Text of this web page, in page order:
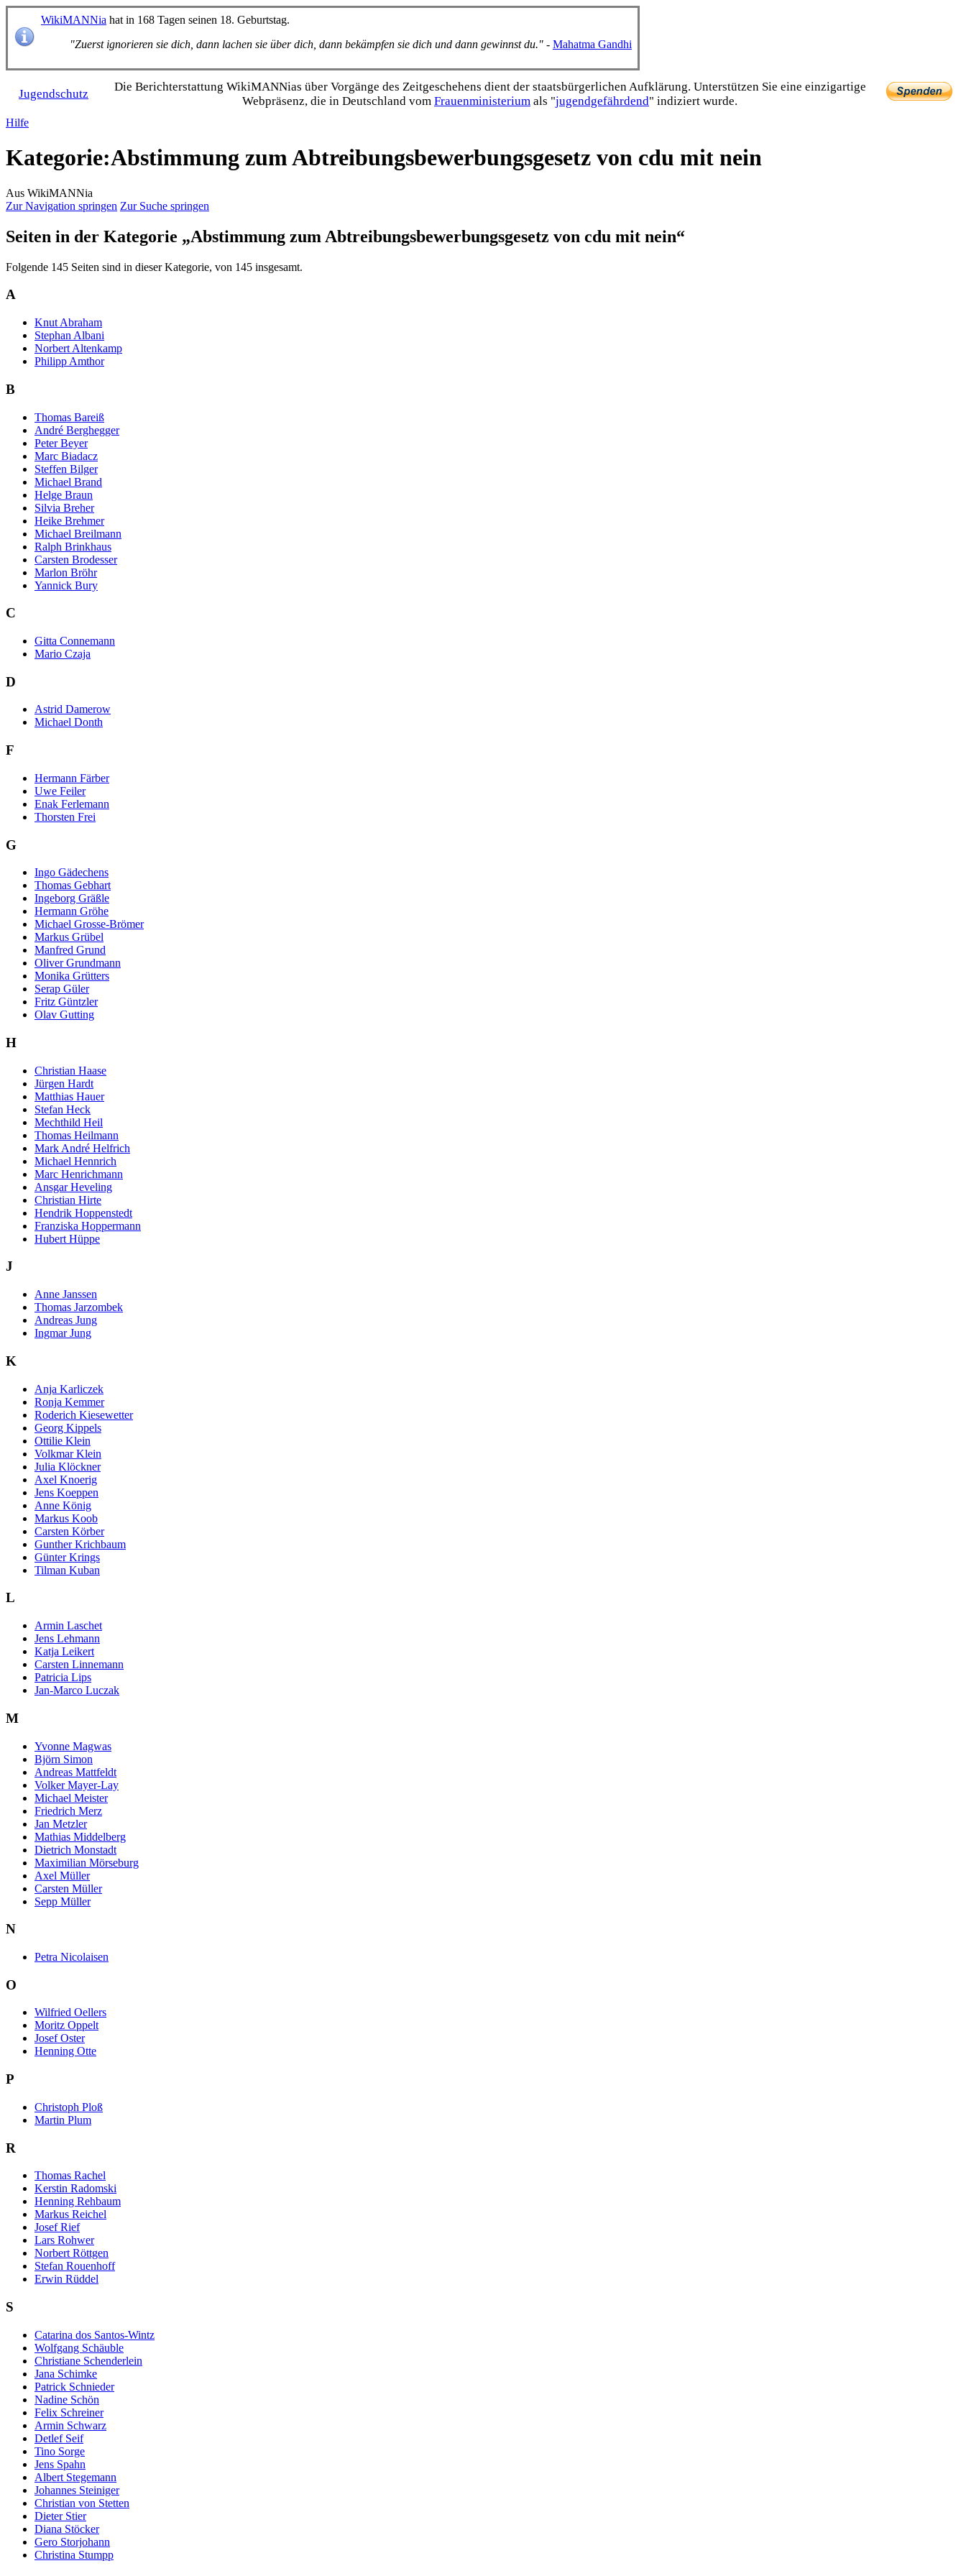
WikiMANNia hat in 168 Tagen seinen 18. Geburtstag.
"Zuerst ignorieren sie dich, dann lachen sie über dich, dann bekämpfen sie dich und dann gewinnst du." - Mahatma Gandhi
Jugendschutz
Die Bericht­erstattung WikiMANNias über Vorgänge des Zeitgeschehens dient der staats­bürgerlichen Aufklärung. Unterstützen Sie eine einzig­artige
Webpräsenz, die in Deutschland vom Frauen­ministerium als "jugend­gefährdend" indiziert wurde.
Hilfe
Kategorie:Abstimmung zum Abtreibungsbewerbungsgesetz von cdu mit nein
Aus WikiMANNia
Zur Navigation springen Zur Suche springen
Seiten in der Kategorie „Abstimmung zum Abtreibungsbewerbungsgesetz von cdu mit nein“
Folgende 145 Seiten sind in dieser Kategorie, von 145 insgesamt.
A
Knut Abraham
Stephan Albani
Norbert Altenkamp
Philipp Amthor
B
Thomas Bareiß
André Berghegger
Peter Beyer
Marc Biadacz
Steffen Bilger
Michael Brand
Helge Braun
Silvia Breher
Heike Brehmer
Michael Breilmann
Ralph Brinkhaus
Carsten Brodesser
Marlon Bröhr
Yannick Bury
C
Gitta Connemann
Mario Czaja
D
Astrid Damerow
Michael Donth
F
Hermann Färber
Uwe Feiler
Enak Ferlemann
Thorsten Frei
G
Ingo Gädechens
Thomas Gebhart
Ingeborg Gräßle
Hermann Gröhe
Michael Grosse-Brömer
Markus Grübel
Manfred Grund
Oliver Grundmann
Monika Grütters
Serap Güler
Fritz Güntzler
Olav Gutting
H
Christian Haase
Jürgen Hardt
Matthias Hauer
Stefan Heck
Mechthild Heil
Thomas Heilmann
Mark André Helfrich
Michael Hennrich
Marc Henrichmann
Ansgar Heveling
Christian Hirte
Hendrik Hoppenstedt
Franziska Hoppermann
Hubert Hüppe
J
Anne Janssen
Thomas Jarzombek
Andreas Jung
Ingmar Jung
K
Anja Karliczek
Ronja Kemmer
Roderich Kiesewetter
Georg Kippels
Ottilie Klein
Volkmar Klein
Julia Klöckner
Axel Knoerig
Jens Koeppen
Anne König
Markus Koob
Carsten Körber
Gunther Krichbaum
Günter Krings
Tilman Kuban
L
Armin Laschet
Jens Lehmann
Katja Leikert
Carsten Linnemann
Patricia Lips
Jan-Marco Luczak
M
Yvonne Magwas
Björn Simon
Andreas Mattfeldt
Volker Mayer-Lay
Michael Meister
Friedrich Merz
Jan Metzler
Mathias Middelberg
Dietrich Monstadt
Maximilian Mörseburg
Axel Müller
Carsten Müller
Sepp Müller
N
Petra Nicolaisen
O
Wilfried Oellers
Moritz Oppelt
Josef Oster
Henning Otte
P
Christoph Ploß
Martin Plum
R
Thomas Rachel
Kerstin Radomski
Henning Rehbaum
Markus Reichel
Josef Rief
Lars Rohwer
Norbert Röttgen
Stefan Rouenhoff
Erwin Rüddel
S
Catarina dos Santos-Wintz
Wolfgang Schäuble
Christiane Schenderlein
Jana Schimke
Patrick Schnieder
Nadine Schön
Felix Schreiner
Armin Schwarz
Detlef Seif
Tino Sorge
Jens Spahn
Albert Stegemann
Johannes Steiniger
Christian von Stetten
Dieter Stier
Diana Stöcker
Gero Storjohann
Christina Stumpp